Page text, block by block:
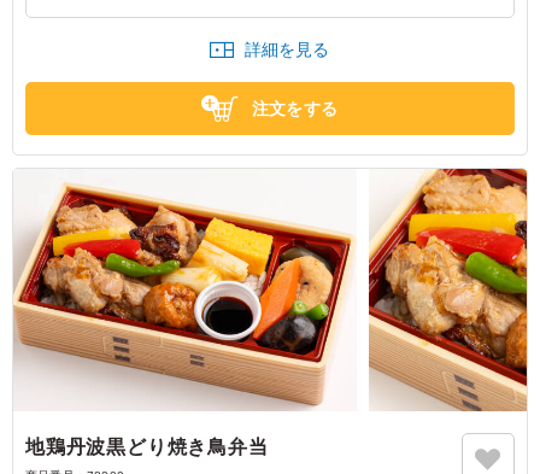
東京都杉並区本天沼2025/04/04
詳細を見る
注文をする
地鶏丹波黒どり焼き鳥弁当